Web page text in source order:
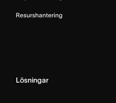
Resurshantering
Lösningar